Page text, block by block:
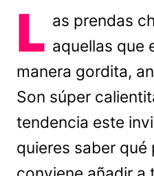
L as prendas
aquellas que
manera gordita,
Son súper
tendencia este
quieres saber qué